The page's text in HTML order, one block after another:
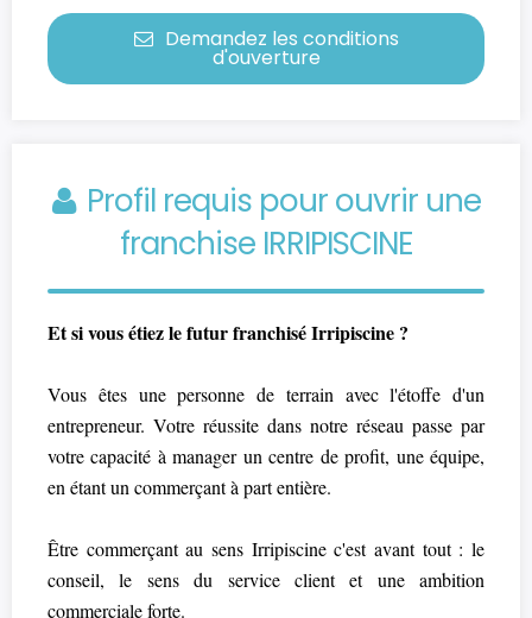
Demandez les conditions
d'ouverture
Profil requis pour ouvrir une
franchise IRRIPISCINE
Et si vous étiez le futur franchisé Irripiscine ?
Vous êtes une personne de terrain avec l'étoffe d'un
entrepreneur. Votre réussite dans notre réseau passe par
votre capacité à manager un centre de profit, une équipe,
en étant un commerçant à part entière.
Être commerçant au sens Irripiscine c'est avant tout : le
conseil, le sens du service client et une ambition
commerciale forte.